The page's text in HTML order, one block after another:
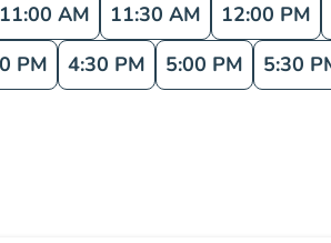
11:00 AM 11:30 AM 12:00 PM
PM 4:30 PM 5:00 PM 5:30